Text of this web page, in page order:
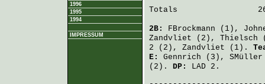
1996
1995
1994
IMPRESSUM
Totals
2B: FBrockmann (1),
Zandvliet (2), Thielsch
2 (2), Zandvliet (1).
E: Gennrich (3), SMüller
(2). DP: LAD 2.